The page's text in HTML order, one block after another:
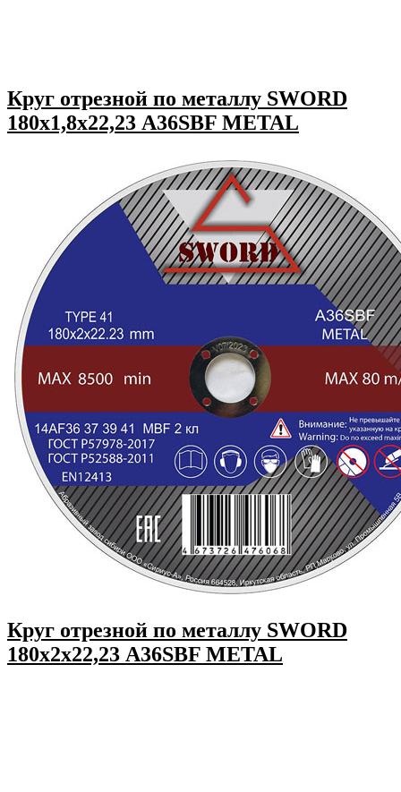
Круг отрезной по металлу SWORD
180х1,8х22,23 A36SBF METAL
Круг отрезной по металлу SWORD
180х2х22,23 A36SBF METAL